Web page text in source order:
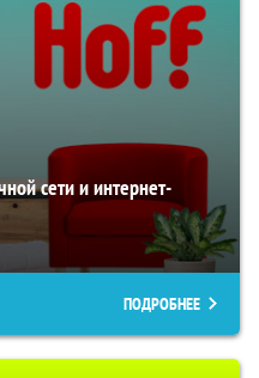
сети и интернет-
ПОДРОБНЕЕ